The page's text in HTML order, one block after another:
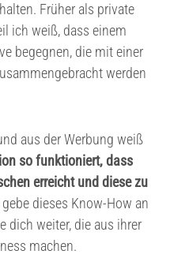
Früher als private
ich weiß, dass einem
begegnen, die mit einer
werden
aus der Werbung weiß
so funktioniert, dass
erreicht und diese zu
dieses Know-How an
dich weiter, die aus ihrer
machen.